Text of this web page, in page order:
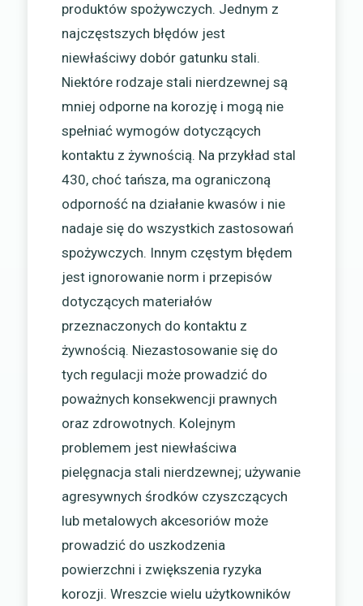
produktów spożywczych. Jednym z
najczęstszych błędów jest
niewłaściwy dobór gatunku stali.
Niektóre rodzaje stali nierdzewnej są
mniej odporne na korozję i mogą nie
spełniać wymogów dotyczących
kontaktu z żywnością. Na przykład stal
430, choć tańsza, ma ograniczoną
odporność na działanie kwasów i nie
nadaje się do wszystkich zastosowań
spożywczych. Innym częstym błędem
jest ignorowanie norm i przepisów
dotyczących materiałów
przeznaczonych do kontaktu z
żywnością. Niezastosowanie się do
tych regulacji może prowadzić do
poważnych konsekwencji prawnych
oraz zdrowotnych. Kolejnym
problemem jest niewłaściwa
pielęgnacja stali nierdzewnej; używanie
agresywnych środków czyszczących
lub metalowych akcesoriów może
prowadzić do uszkodzenia
powierzchni i zwiększenia ryzyka
korozji. Wreszcie wielu użytkowników